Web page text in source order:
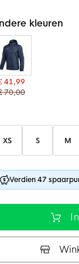
kleuren
41,99
70,00
XS S M
Verdien 47